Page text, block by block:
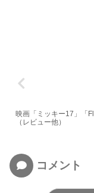
映画「ミッキー17」「
（レビュー他）
コメント